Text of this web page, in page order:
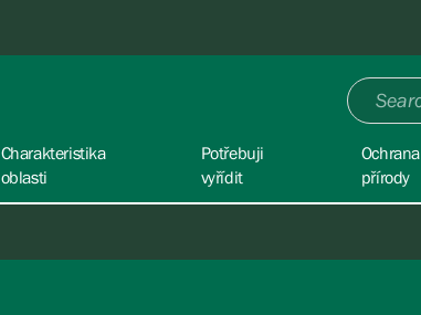
Charakteristika
oblasti
Potřebuji
vyřídit
Ochrana
přírody